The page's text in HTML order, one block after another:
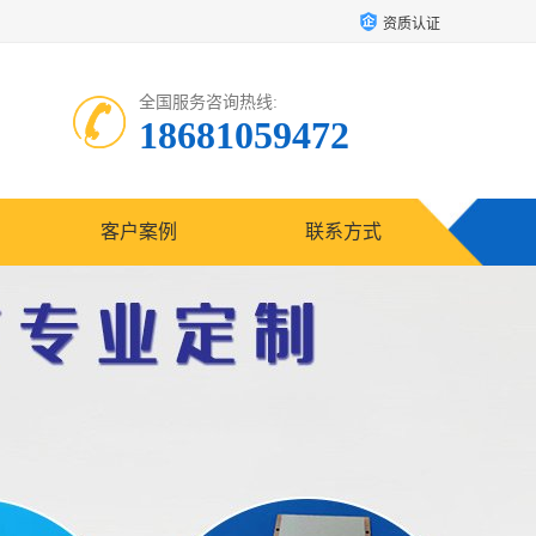
资质认证
全国服务咨询热线:
18681059472
客户案例 联系方式